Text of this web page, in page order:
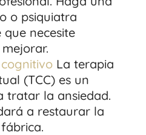
o psiquiatra
que necesite
La terapia
(TCC) es un
tratar la ansiedad.
a restaurar la